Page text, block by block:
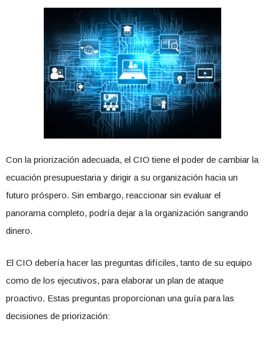
Con la priorización adecuada, el CIO tiene el poder de cambiar la
ecuación presupuestaria y dirigir a su organización hacia un
futuro próspero. Sin embargo, reaccionar sin evaluar el
panorama completo, podría dejar a la organización sangrando
dinero.
El CIO debería hacer las preguntas difíciles, tanto de su equipo
como de los ejecutivos, para elaborar un plan de ataque
proactivo. Estas preguntas proporcionan una guía para las
decisiones de priorización: